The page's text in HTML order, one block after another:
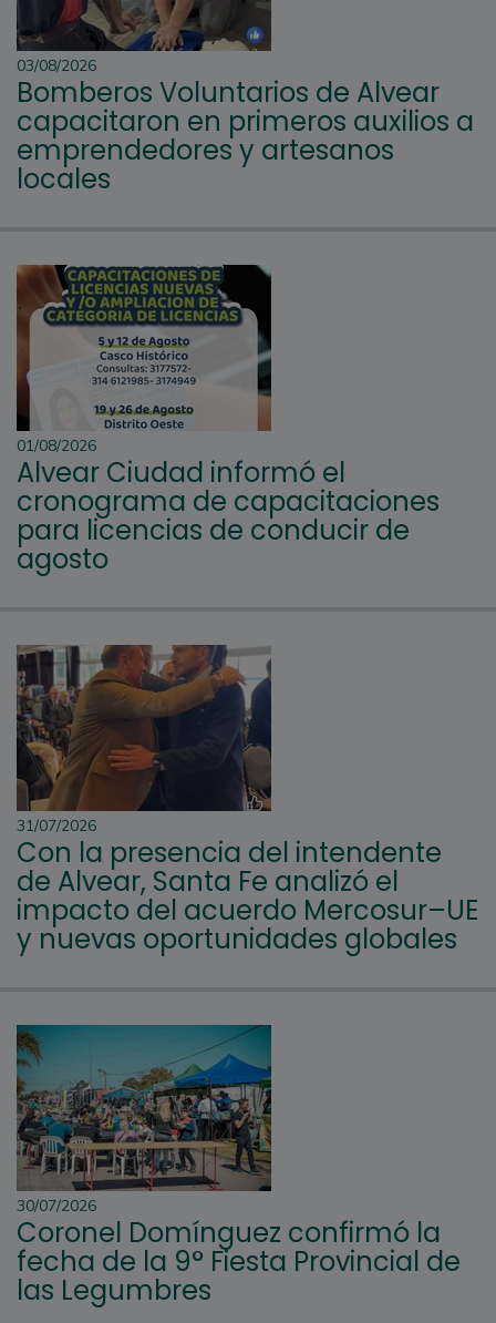
03/08/2026
Bomberos Voluntarios de Alvear
capacitaron en primeros auxilios a
emprendedores y artesanos
locales
01/08/2026
Alvear Ciudad informó el
cronograma de capacitaciones
para licencias de conducir de
agosto
31/07/2026
Con la presencia del intendente
de Alvear, Santa Fe analizó el
impacto del acuerdo Mercosur–UE
y nuevas oportunidades globales
30/07/2026
Coronel Domínguez confirmó la
fecha de la 9° Fiesta Provincial de
las Legumbres